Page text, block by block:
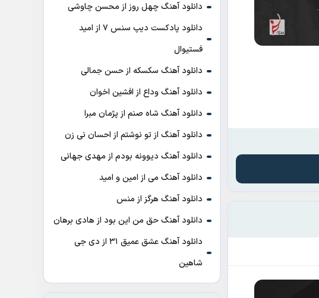
دانلود آهنگ چهل روز از محسن چاوشی
دانلود پادکست ديپ سنس ۷ از اميد
فستيوال
دانلود آهنگ سکسکه از حسن جمالی
دانلود آهنگ وداع از افشين اخوان
دانلود آهنگ شاه صنم از پژمان مبرا
دانلود آهنگ از تو نوشتم از احسان نی زن
دانلود آهنگ دیوونه بودم از مهدی جهانی
دانلود آهنگ می از امین و امید
دانلود آهنگ هرگز از منس
دانلود آهنگ حق من این بود از هادی برهان
دانلود آهنگ عشق عمیق ۳۱ از دی جی
شاهین